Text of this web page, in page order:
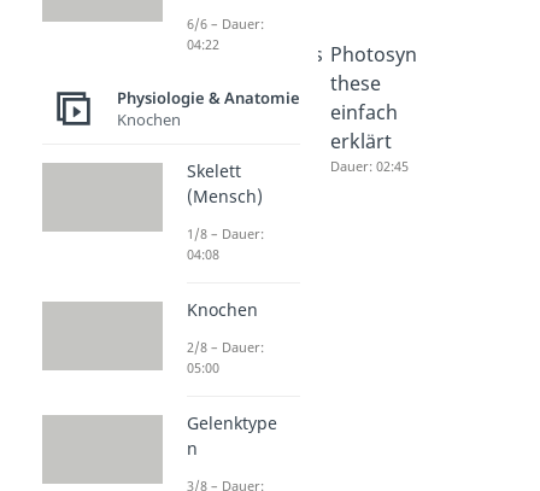
Citratzykl
Dauer: 06:17
Atmungs
Dauer: 04:44
Photosyn
these
einfach
erklärt
Dauer: 02:45
6/6 – Dauer:
04:22
Physiologie & Anatomie
Knochen
Skelett
(Mensch)
1/8 – Dauer:
04:08
Knochen
2/8 – Dauer:
05:00
Gelenktype
n
3/8 – Dauer: